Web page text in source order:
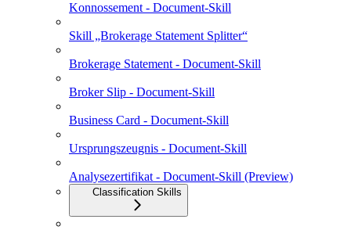
Konnossement - Document-Skill
Skill „Brokerage Statement Splitter“
Brokerage Statement - Document-Skill
Broker Slip - Document-Skill
Business Card - Document-Skill
Ursprungszeugnis - Document-Skill
Analysezertifikat - Document-Skill (Preview)
Classification Skills